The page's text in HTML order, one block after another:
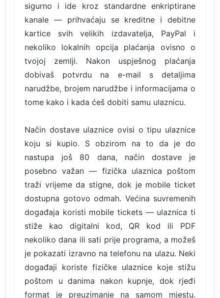
sigurno i ide kroz standardne enkriptirane
kanale — prihvaćaju se kreditne i debitne
kartice svih velikih izdavatelja, PayPal i
nekoliko lokalnih opcija plaćanja ovisno o
tvojoj zemlji. Nakon uspješnog plaćanja
dobivaš potvrdu na e-mail s detaljima
narudžbe, brojem narudžbe i informacijama o
tome kako i kada ćeš dobiti samu ulaznicu.
Način dostave ulaznice ovisi o tipu ulaznice
koju si kupio. S obzirom na to da je do
nastupa još 80 dana, način dostave je
posebno važan — fizička ulaznica poštom
traži vrijeme da stigne, dok je mobile ticket
dostupna gotovo odmah. Većina suvremenih
događaja koristi mobile tickets — ulaznica ti
stiže kao digitalni kod, QR kod ili PDF
nekoliko dana ili sati prije programa, a možeš
je pokazati izravno na telefonu na ulazu. Neki
događaji koriste fizičke ulaznice koje stižu
poštom u danima nakon kupnje, dok rjeđi
format je preuzimanje na samom mjestu.